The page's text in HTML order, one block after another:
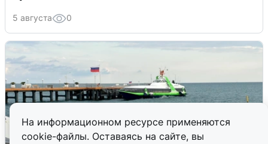
На информационном ресурсе применяются
cookie-файлы. Оставаясь на сайте, вы
5 августа 0